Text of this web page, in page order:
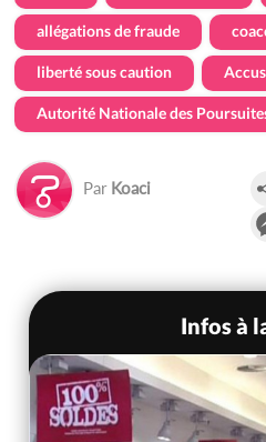
allégations de fraude
liberté sous caution
Autorité Nationale des
Par Koaci
Infos à